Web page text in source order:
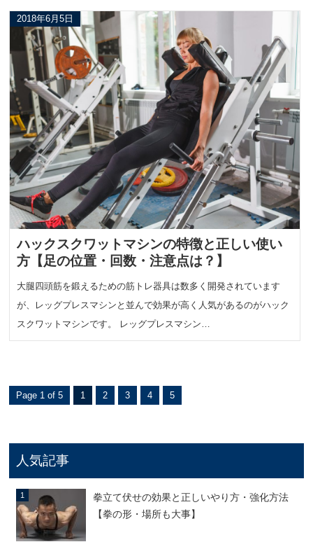
2018年6月5日
ハックスクワットマシンの特徴と正しい使い
方【足の位置・回数・注意点は？】
大腿四頭筋を鍛えるための筋トレ器具は数多く開発されています
が、レッグプレスマシンと並んで効果が高く人気があるのがハック
スクワットマシンです。 レッグプレスマシン…
Page 1 of 5 1 2 3 4 5
人気記事
拳立て伏せの効果と正しいやり方・強化方法
【拳の形・場所も大事】